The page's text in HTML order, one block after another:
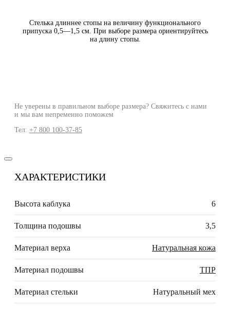
Стелька длиннее стопы на величину функционального
припуска 0,5—1,5 см. При выборе размера ориентируйтесь
на длину стопы.
Не уверены в правильном выборе размера? Свяжитесь с нами
и мы вам непременно поможем
Тел: +7 800 100-37-85
ХАРАКТЕРИСТИКИ
Высота каблука 6
Толщина подошвы 3,5
Материал верха Натуральная кожа
Материал подошвы ТПР
Материал стельки Натуральный мех